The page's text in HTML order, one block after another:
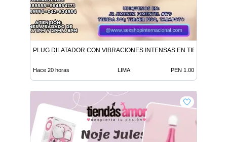
PLUG DILATADOR CON VIBRACIONES INTENSAS EN TIENDAS
Hace 20 horas LIMA PEN 1.00